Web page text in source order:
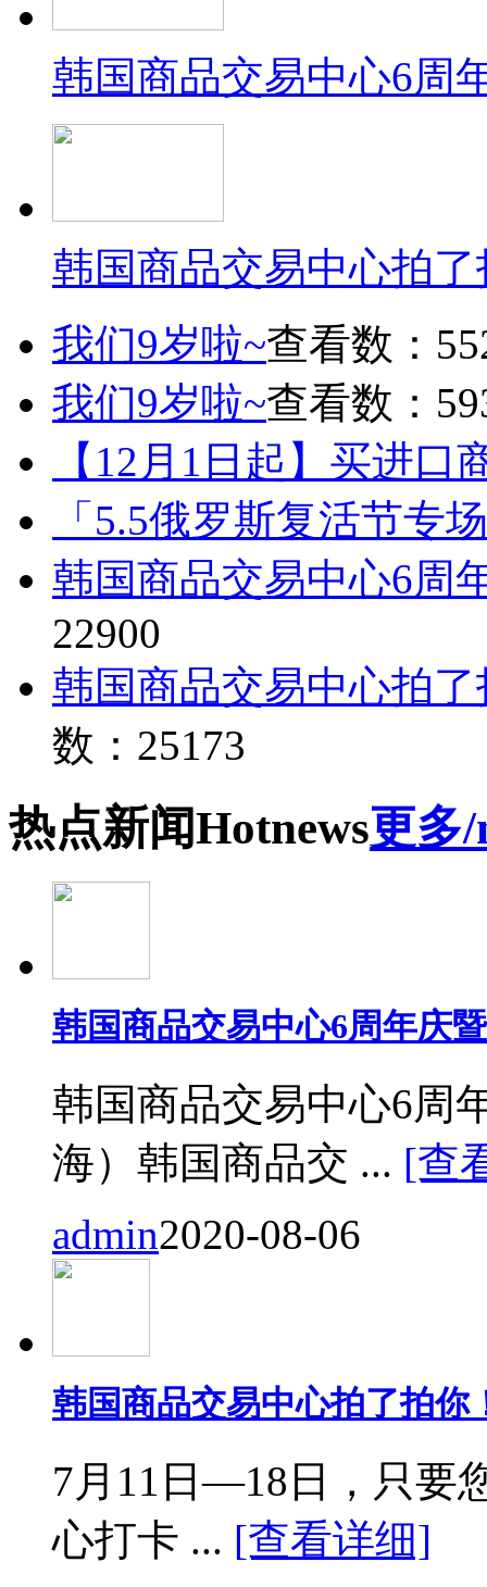
韩国商品交易中心6周
韩国商品交易中心拍
我们9岁啦~查看数：
我们9岁啦~查看数：
【12月1日起】买进口
「5.5俄罗斯复活节专
韩国商品交易中心6周
22900
韩国商品交易中心拍
数：25173
热点新闻Hotnews更多
韩国商品交易中心6周年庆
韩国商品交易中心6周
海）韩国商品交 ... [查
admin2020-08-06
韩国商品交易中心拍了拍你
7月11日—18日，只要
心打卡 ... [查看详细]